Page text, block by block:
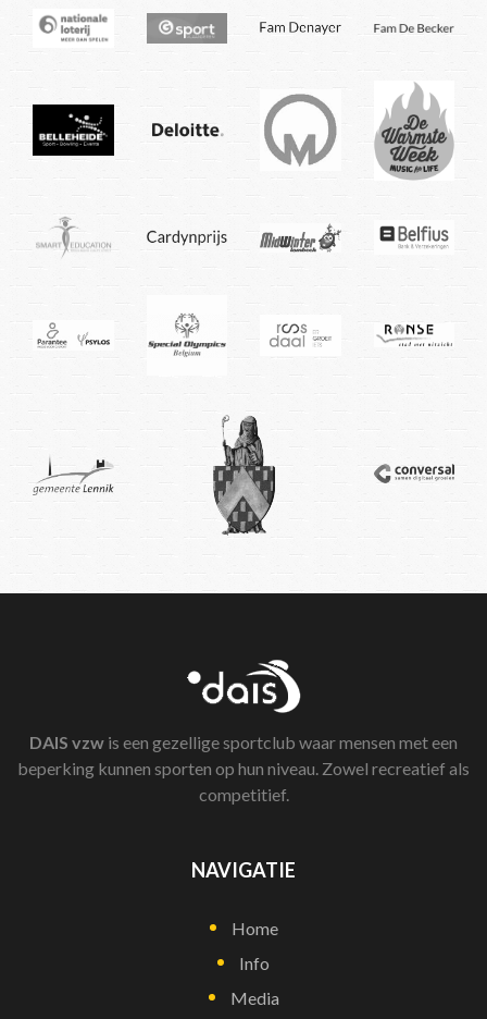
DAIS vzw is een gezellige sportclub waar mensen met een
beperking kunnen sporten op hun niveau. Zowel recreatief als
competitief.
NAVIGATIE
Home
Info
Media